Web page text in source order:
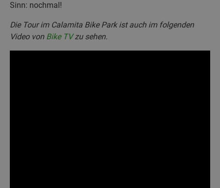
Sinn: nochmal!
Die Tour im Calamita Bike Park ist auch im folgenden
Video von Bike TVzu sehen.